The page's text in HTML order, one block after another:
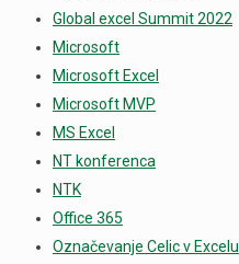
Global excel Summit 2022
Microsoft
Microsoft Excel
Microsoft MVP
MS Excel
NT konferenca
NTK
Office 365
Označevanje Celic v Excelu